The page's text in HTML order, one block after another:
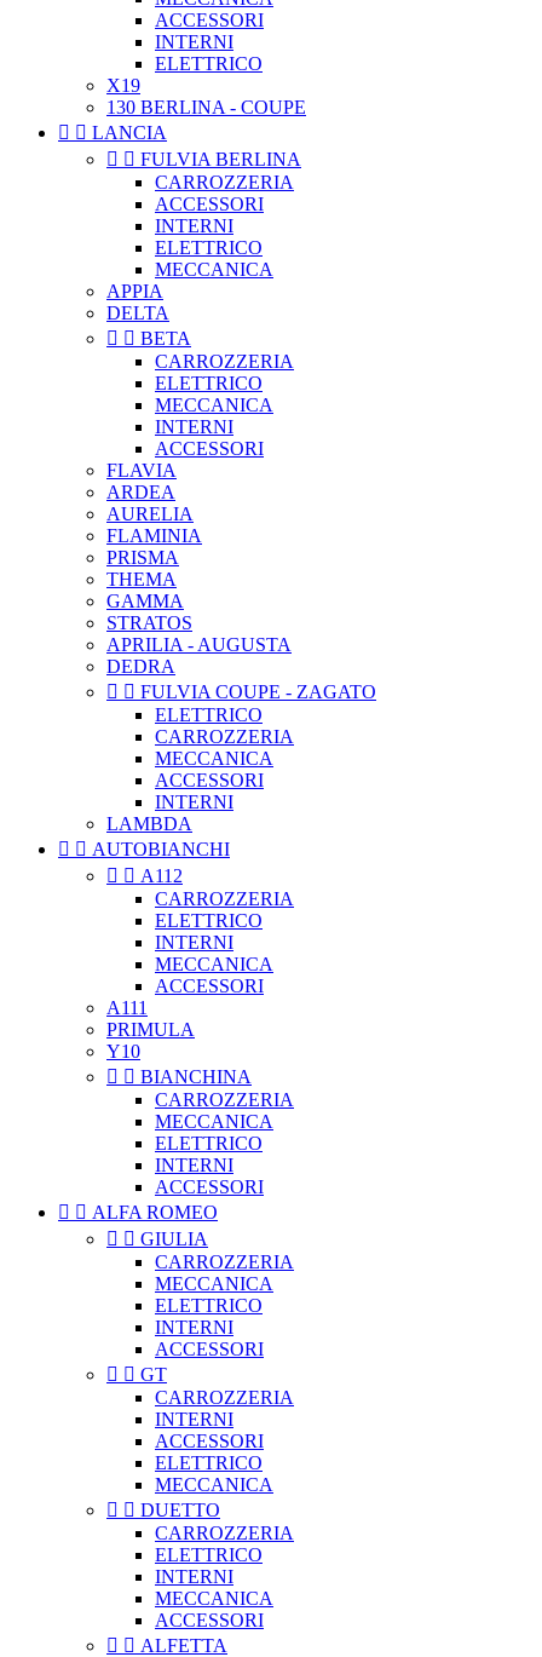
ACCESSORI
INTERNI
ELETTRICO
X19
130 BERLINA - COUPE
  LANCIA
  FULVIA BERLINA
CARROZZERIA
ACCESSORI
INTERNI
ELETTRICO
MECCANICA
APPIA
DELTA
  BETA
CARROZZERIA
ELETTRICO
MECCANICA
INTERNI
ACCESSORI
FLAVIA
ARDEA
AURELIA
FLAMINIA
PRISMA
THEMA
GAMMA
STRATOS
APRILIA - AUGUSTA
DEDRA
  FULVIA COUPE - ZAGATO
ELETTRICO
CARROZZERIA
MECCANICA
ACCESSORI
INTERNI
LAMBDA
  AUTOBIANCHI
  A112
CARROZZERIA
ELETTRICO
INTERNI
MECCANICA
ACCESSORI
A111
PRIMULA
Y10
  BIANCHINA
CARROZZERIA
MECCANICA
ELETTRICO
INTERNI
ACCESSORI
  ALFA ROMEO
  GIULIA
CARROZZERIA
MECCANICA
ELETTRICO
INTERNI
ACCESSORI
  GT
CARROZZERIA
INTERNI
ACCESSORI
ELETTRICO
MECCANICA
  DUETTO
CARROZZERIA
ELETTRICO
INTERNI
MECCANICA
ACCESSORI
  ALFETTA